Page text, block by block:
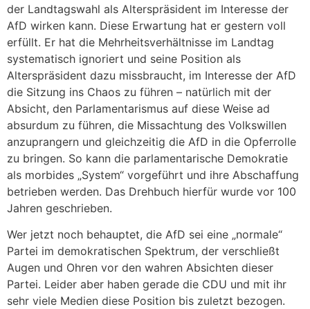
der Landtagswahl als Alterspräsident im Interesse der
AfD wirken kann. Diese Erwartung hat er gestern voll
erfüllt. Er hat die Mehrheitsverhältnisse im Landtag
systematisch ignoriert und seine Position als
Alterspräsident dazu missbraucht, im Interesse der AfD
die Sitzung ins Chaos zu führen – natürlich mit der
Absicht, den Parlamentarismus auf diese Weise ad
absurdum zu führen, die Missachtung des Volkswillen
anzuprangern und gleichzeitig die AfD in die Opferrolle
zu bringen. So kann die parlamentarische Demokratie
als morbides „System“ vorgeführt und ihre Abschaffung
betrieben werden. Das Drehbuch hierfür wurde vor 100
Jahren geschrieben.
Wer jetzt noch behauptet, die AfD sei eine „normale“
Partei im demokratischen Spektrum, der verschließt
Augen und Ohren vor den wahren Absichten dieser
Partei. Leider aber haben gerade die CDU und mit ihr
sehr viele Medien diese Position bis zuletzt bezogen.